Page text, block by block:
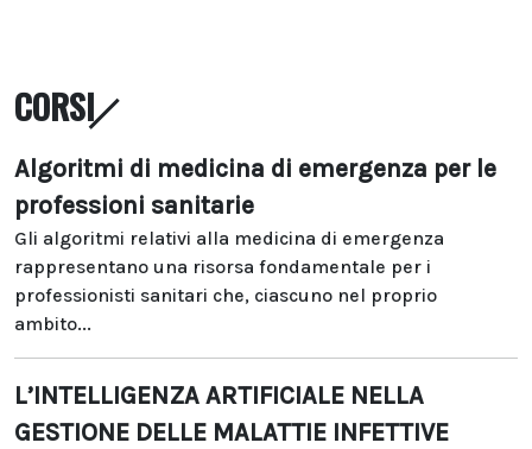
CORSI
Algoritmi di medicina di emergenza per le
professioni sanitarie
Gli algoritmi relativi alla medicina di emergenza
rappresentano una risorsa fondamentale per i
professionisti sanitari che, ciascuno nel proprio
ambito...
L’INTELLIGENZA ARTIFICIALE NELLA
GESTIONE DELLE MALATTIE INFETTIVE